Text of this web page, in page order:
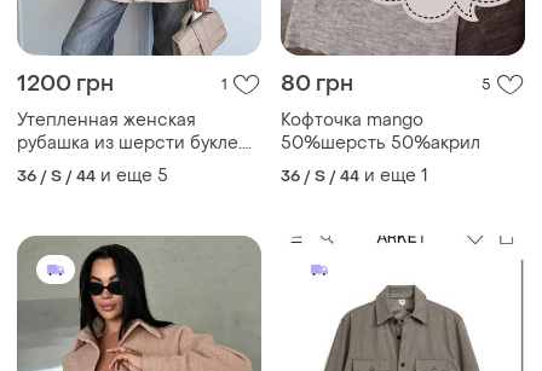
1200 грн 1
Утепленная женская
рубашка из шерсти букле.
на осень-весну
36 / S / 44 и еще 5
80 грн 5
Кофточка mango
50%шерсть 50%акрил
36 / S / 44 и еще 1